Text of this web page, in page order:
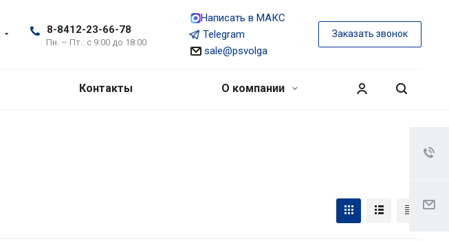
8-8412-23-66-78
Пн. – Пт.: с 9:00 до 18:00
Написать в МАКС
Telegram
sale@psvolga
Заказать звонок
Контакты О компании